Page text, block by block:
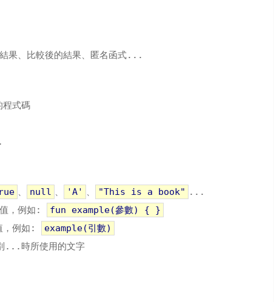
果、比較後的結果、匿名函式...
程式碼
、 null 、 'A' 、 "This is a book" ...
，例如:
fun example(參數) { }
，例如:
example(引數)
時所使用的文字